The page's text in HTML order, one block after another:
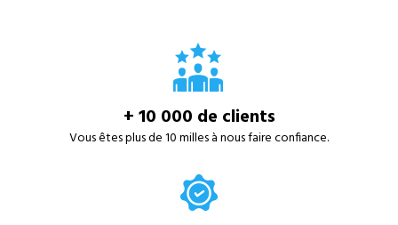
+ 10 000 de clients
Vous êtes plus de 10 milles à nous faire confiance.